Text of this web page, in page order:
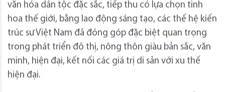
văn hóa dân tộc đặc sắc, tiếp thu có lựa chọn tinh
hoa thế giới, bằng lao động sáng tạo, các thế hệ kiến
trúc sư Việt Nam đã đóng góp đặc biệt quan trọng
trong phát triển đô thị, nông thôn giàu bản sắc, văn
minh, hiện đại, kết nối các giá trị di sản với xu thế
hiện đại.